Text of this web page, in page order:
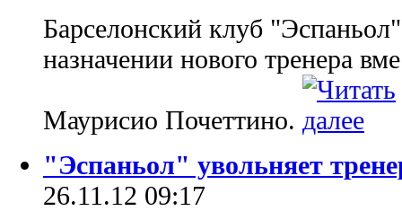
Барселонский клуб
назначении нового тренера
Маурисио Почеттино.
"Эспаньол" увольняет
26.11.12 09:17